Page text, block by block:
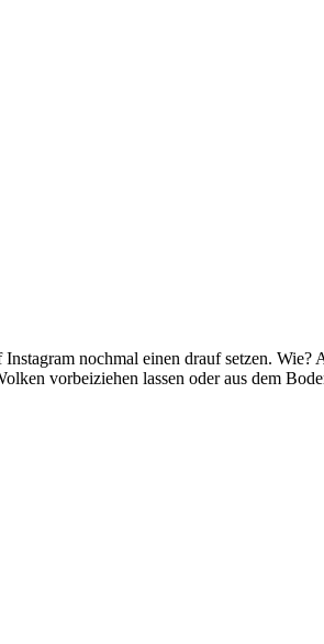
nochmal einen drauf setzen.
vorbeiziehen lassen oder aus dem